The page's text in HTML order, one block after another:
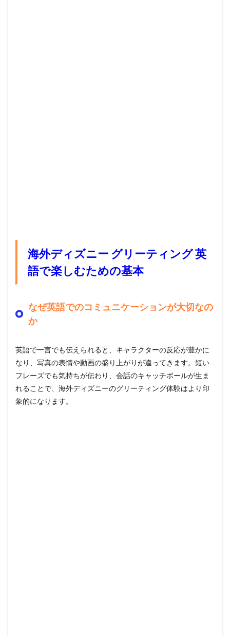
海外ディズニー グリーティング 英
語で楽しむための基本
なぜ英語でのコミュニケーションが大切なの
か
英語で一言でも伝えられると、キャラクターの反応が豊かに
なり、写真の表情や動画の盛り上がりが違ってきます。短い
フレーズでも気持ちが伝わり、会話のキャッチボールが生ま
れることで、海外ディズニーのグリーティング体験はより印
象的になります。